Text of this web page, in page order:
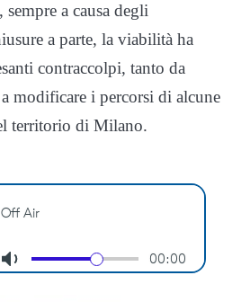
a causa degli
a parte, la viabilità ha
contraccolpi, tanto da
modificare i percorsi di alcune
territorio di Milano.